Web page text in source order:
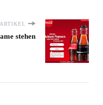
stehen